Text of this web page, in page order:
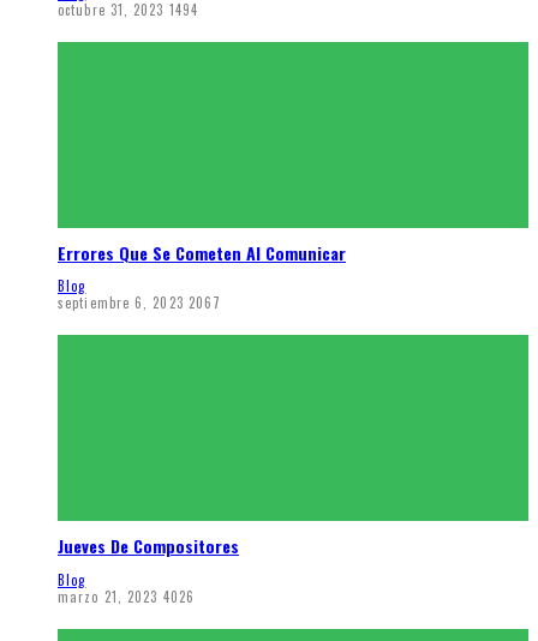
octubre 31, 2023 1494
Errores Que Se Cometen Al Comunicar
Blog
septiembre 6, 2023 2067
Jueves De Compositores
Blog
marzo 21, 2023 4026